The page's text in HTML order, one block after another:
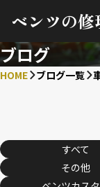
ベンツの修
ブログ
HOME ブログ一覧
すべて
その他